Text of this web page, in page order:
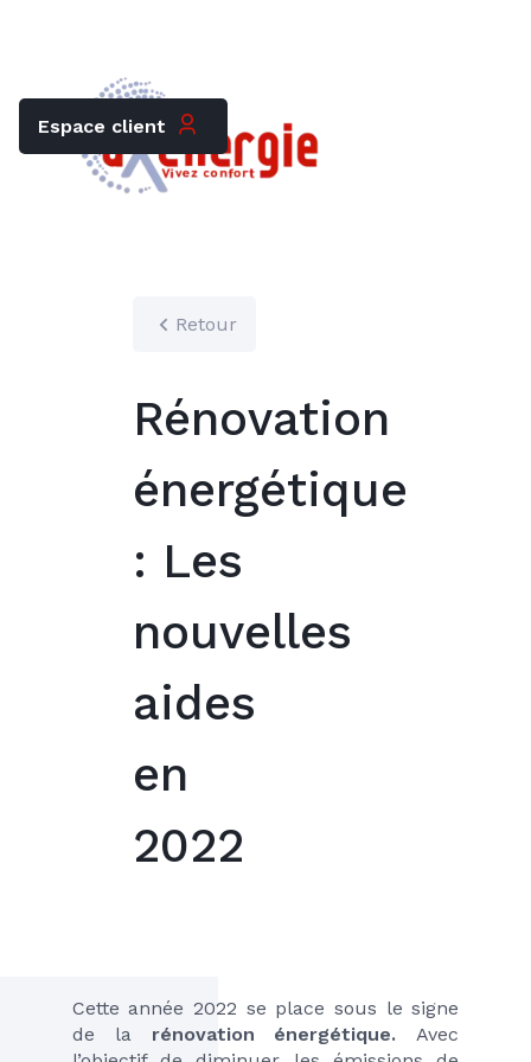
Espace client
Retour
Rénovation
énergétique
: Les
nouvelles
aides
en
2022
Cette année 2022 se place sous le signe
de la rénovation énergétique. Avec